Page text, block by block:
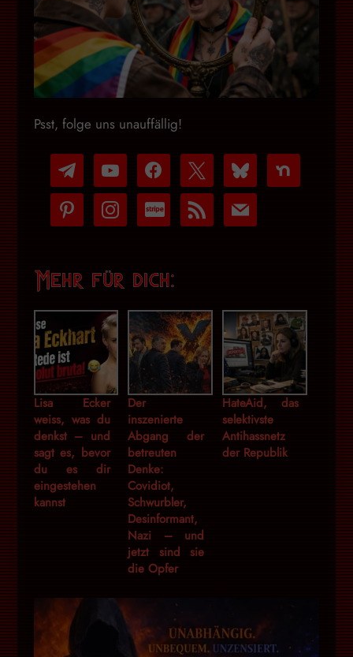
Psst, folge uns unauffällig!
telegram
youtube-
play
facebook bluesky nextdoor
pinterest instagramcc-
stripe
rss mail
Mehr für dich:
Lisa Ecker
weiss, was du
denkst – und
sagt es, bevor
du es dir
eingestehen
kannst
Der
inszenierte
Abgang der
betreuten
Denke:
Covidiot,
Schwurbler,
Desinformant,
Nazi – und
jetzt sind sie
die Opfer
HateAid, das
selektivste
Antihassnetz
der Republik